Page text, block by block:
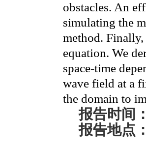
obstacles. An
simulating the
method.
equation. We
space-time
wave field at a
the domain to
报告时间
报告地点